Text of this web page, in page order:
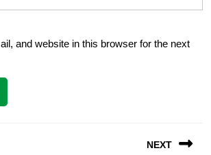
and website in this browser for the next
NEXT